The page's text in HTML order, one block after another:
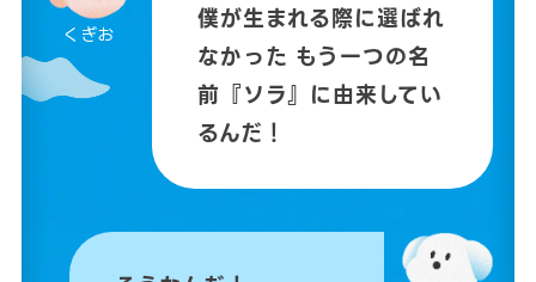
くぎお
僕が生まれる際に選ばれ
なかった もう一つの名
前『ソラ』に由来してい
るんだ！